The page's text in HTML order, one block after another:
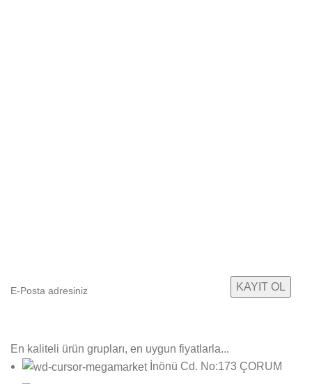
En kaliteli ürün grupları, en uygun fiyatlarla...
İnönü Cd. No:173 ÇORUM